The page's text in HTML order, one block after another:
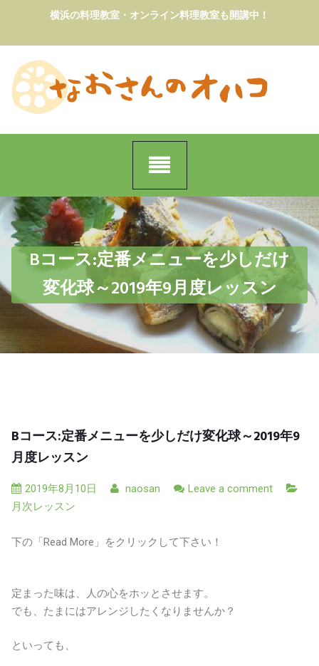
content
横浜の料理教室・オンライン料理教室も開講中！
Bコース:定番メニューを少しだけ
変化球～2019年9月度レッスン
Bコース:定番メニューを少しだけ変化球～2019年9
月度レッスン
2019年8月10日 naosan
Leave a comment
月次レッスン
下の「Read More」をクリックして下さい！
定まった味は、人の心をホッとさせます。
でも、たまにはアレンジしたくなりませんか？
といっても、